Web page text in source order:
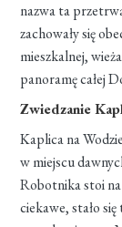
nazwa ta
zachowały się
mieszkalnej,
panoramę całej
Zwiedzanie
Kaplica na
w miejscu
Robotnika stoi
ciekawe, stało